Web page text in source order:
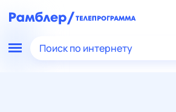
Поиск по интернету